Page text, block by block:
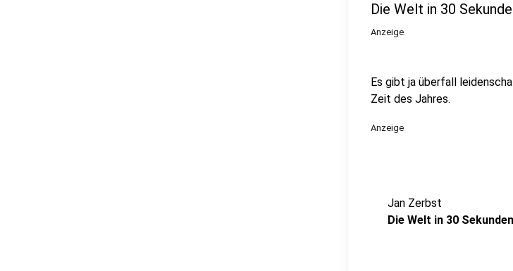
Die Welt in 30
Anzeige
Es gibt ja überfall
Zeit des Jahres.
Anzeige
Jan Zerbst
Die Welt in 30